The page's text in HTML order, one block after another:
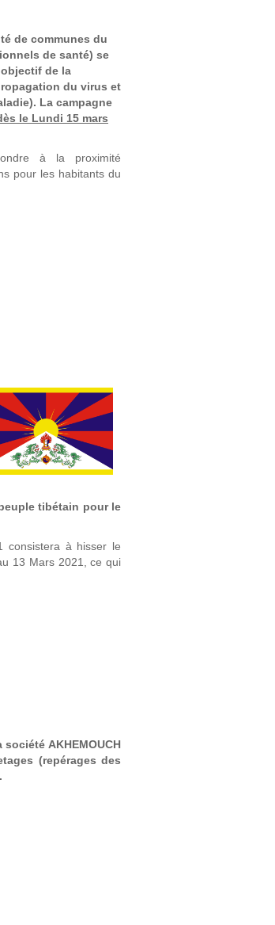
de communes du
de santé) se
de la
du virus et
La campagne
le Lundi 15 mars
à la proximité
pour les habitants du
tibétain pour le
consistera à hisser le
13 Mars 2021, ce qui
AKHEMOUCH
(repérages des